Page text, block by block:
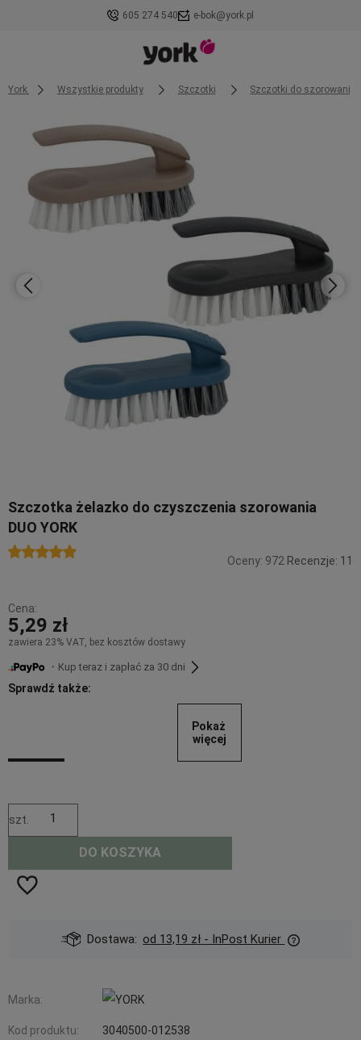
605 274 540 e-bok@york.pl
York Wszystkie produkty Szczotki Szczotki do szorowania
Szczotka żelazko do czyszczenia szorowania
DUO YORK
Oceny: 972 Recenzje: 11
Cena:
5,29 zł
zawiera 23% VAT, bez kosztów dostawy
・Kup teraz i zapłać za 30 dni
Sprawdź także:
Pokaż
więcej
szt.
DO KOSZYKA
Dostawa: od 13,19 zł - InPost Kurier
Marka:
Kod produktu: 3040500-012538